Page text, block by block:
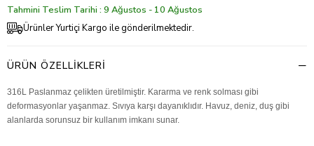
Tahmini Teslim Tarihi : 9 Ağustos - 10 Ağustos
Ürünler Yurtiçi Kargo ile gönderilmektedir.
ÜRÜN ÖZELLIKLERI
316L Paslanmaz çelikten üretilmiştir. Kararma ve renk solması gibi
deformasyonlar yaşanmaz. Sıvıya karşı dayanıklıdır. Havuz, deniz, duş gibi
alanlarda sorunsuz bir kullanım imkanı sunar.